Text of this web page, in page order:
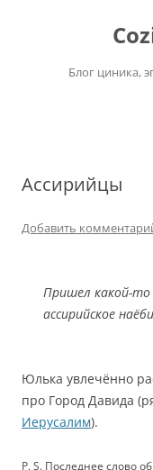
Блог циника,
Ассирийцы
Добавить
Пришел какой-то
ассирийское
Юлька увлечённо
про Город Давида
Иерусалим).
P. S. Последнее слово